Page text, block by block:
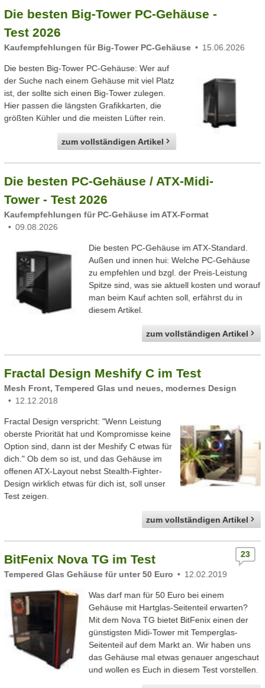
Die besten Big-Tower PC-Gehäuse -
Test 2026
Kaufempfehlungen für Big-Tower PC-Gehäuse 15.06.2026
Die besten Big-Tower PC-Gehäuse: Wer auf
der Suche nach einem Gehäuse mit viel Platz
ist, der sollte sich einen Big-Tower zulegen.
Hier passen die längsten Grafikkarten, die
größten Kühler und die meisten Lüfter rein.
zum vollständigen Artikel
Die besten PC-Gehäuse / ATX-Midi-
Tower - Test 2026
Kaufempfehlungen für PC-Gehäuse im ATX-Format
09.08.2026
Die besten PC-Gehäuse im ATX-Standard.
Außen und innen hui: Welche PC-Gehäuse
zu empfehlen und bzgl. der Preis-Leistung
Spitze sind, was sie aktuell kosten und worauf
man beim Kauf achten soll, erfährst du in
diesem Artikel.
zum vollständigen Artikel
Fractal Design Meshify C im Test
Mesh Front, Tempered Glas und neues, modernes Design
12.12.2018
Fractal Design verspricht: "Wenn Leistung
oberste Priorität hat und Kompromisse keine
Option sind, dann ist der Meshify C etwas für
dich." Ob dem so ist, und das Gehäuse im
offenen ATX-Layout nebst Stealth-Fighter-
Design wirklich etwas für dich ist, soll unser
Test zeigen.
zum vollständigen Artikel
BitFenix Nova TG im Test
Tempered Glas Gehäuse für unter 50 Euro 12.02.2019
23
Was darf man für 50 Euro bei einem
Gehäuse mit Hartglas-Seitenteil erwarten?
Mit dem Nova TG bietet BitFenix einen der
günstigsten Midi-Tower mit Temperglas-
Seitenteil auf dem Markt an. Wir haben uns
das Gehäuse mal etwas genauer angeschaut
und wollen es Euch in diesem Test vorstellen.